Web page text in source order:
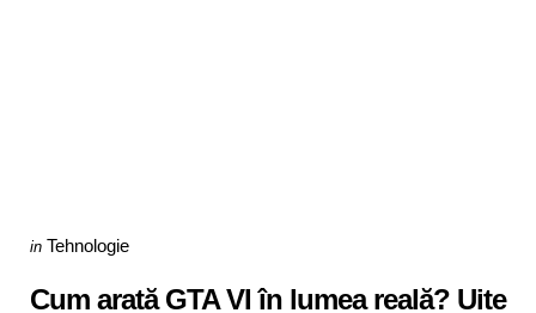
Categories
Posted
in Tehnologie
Cum arată GTA VI în lumea reală? Uite